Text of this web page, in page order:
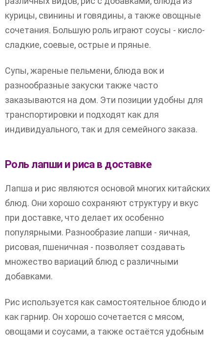
курицы, свинины и говядины, а также овощные
сочетания. Большую роль играют соусы - кисло-
сладкие, соевые, острые и пряные.
Супы, жареные пельмени, блюда вок и
разнообразные закуски также часто
заказываются на дом. Эти позиции удобны для
транспортировки и подходят как для
индивидуального, так и для семейного заказа.
Роль лапши и риса в доставке
Лапша и рис являются основой многих китайских
блюд. Они хорошо сохраняют структуру и вкус
при доставке, что делает их особенно
популярными. Разнообразие лапши - яичная,
рисовая, пшеничная - позволяет создавать
множество вариаций блюд с различными
добавками.
Рис используется как самостоятельное блюдо и
как гарнир. Он хорошо сочетается с мясом,
овощами и соусами, а также остаётся удобным